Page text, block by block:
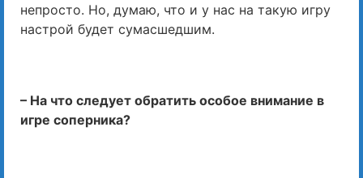
непросто. Но, думаю, что и у нас на такую ​​игру
настрой будет сумасшедшим.
– На что следует обратить особое внимание в
игре соперника?